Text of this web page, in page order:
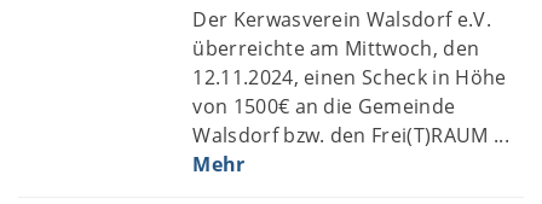
Der Kerwasverein Walsdorf e.V.
überreichte am Mittwoch, den
12.11.2024, einen Scheck in Höhe
von 1500€ an die Gemeinde
Walsdorf bzw. den Frei(T)RAUM ...
Mehr